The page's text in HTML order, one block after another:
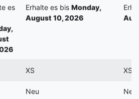
es
Erhalte es bis Monday,
August 10, 2026
XS XS
Neu Neu